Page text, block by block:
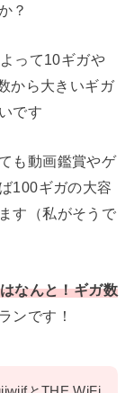
？
って10ギガや
から大きいギガ
です
も動画鑑賞やゲ
100ギガの大容
す（私がそうで
なんと！ギガ数
ンです！